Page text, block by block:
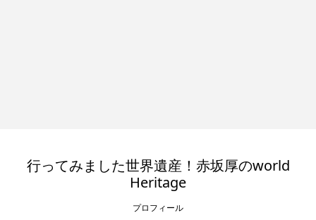
行ってみました世界遺産！赤坂厚のworld
Heritage
プロフィール